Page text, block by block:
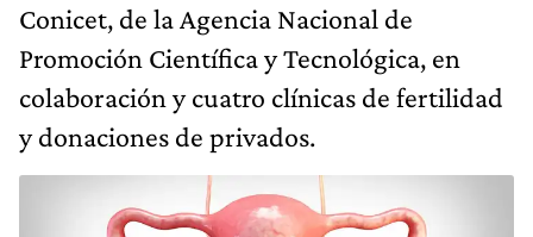
Conicet, de la Agencia Nacional de
Promoción Científica y Tecnológica, en
colaboración y cuatro clínicas de fertilidad
y donaciones de privados.